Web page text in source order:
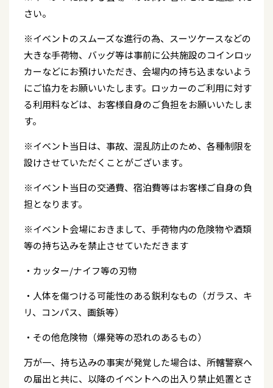
さい。
※イベントのスムーズな進行の為、スーツケースなどの
大きな手荷物、バッグ等は事前に公共施設のコインロッ
カーなどにお預けいただき、会場内の持ち込まないよう
にご協力をお願いいたします。ロッカーのご利用に対す
る利用料などは、お客様自身のご負担をお願いいたしま
す。
※イベント当日は、事故、混乱防止のため、各種制限を
設けさせていただくことがございます。
※イベント当日の交通費、宿泊費等はお客様ご自身の負
担となります。
※イベント会場におきまして、手荷物内の危険物や酒類
等の持ち込みを禁止させていただきます
・カッター/ナイフ等の刃物
・人体を傷つける可能性のある鋭利なもの（ガラス、キ
リ、コンパス、画鋲等）
・その他危険物（爆発等の恐れのあるもの）
万が一、持ち込みの事実が発覚した場合は、所轄警察へ
の届出と共に、以降のイベントへの出入り禁止処置とさ